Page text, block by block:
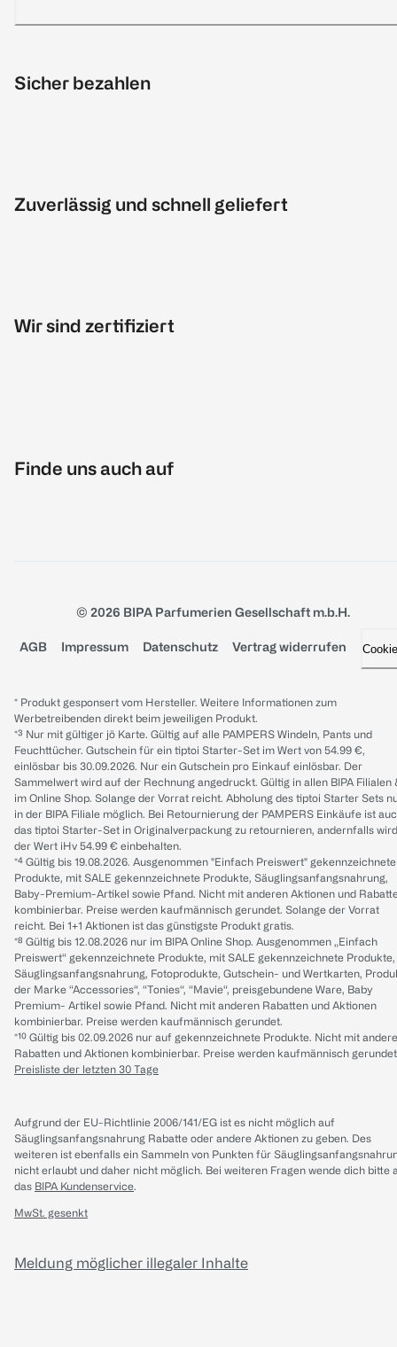
Sicher bezahlen
Zuverlässig und schnell geliefert
Wir sind zertifiziert
Finde uns auch auf
© 2026 BIPA Parfumerien Gesellschaft m.b.H.
AGB Impressum Datenschutz Vertrag widerrufen
* Produkt gesponsert vom Hersteller. Weitere Informationen zum
Werbetreibenden direkt beim jeweiligen Produkt.
*³ Nur mit gültiger jö Karte. Gültig auf alle PAMPERS Windeln, Pants und
Feuchttücher. Gutschein für ein tiptoi Starter-Set im Wert von 54.99 €,
einlösbar bis 30.09.2026. Nur ein Gutschein pro Einkauf einlösbar. Der
Sammelwert wird auf der Rechnung angedruckt. Gültig in allen BIPA Filialen
im Online Shop. Solange der Vorrat reicht. Abholung des tiptoi Starter Sets
in der BIPA Filiale möglich. Bei Retournierung der PAMPERS Einkäufe ist
das tiptoi Starter-Set in Originalverpackung zu retournieren, andernfalls wird
der Wert iHv 54.99 € einbehalten.
*⁴ Gültig bis 19.08.2026. Ausgenommen "Einfach Preiswert" gekennzeichnete
Produkte, mit SALE gekennzeichnete Produkte, Säuglingsanfangsnahrung,
Baby-Premium-Artikel sowie Pfand. Nicht mit anderen Aktionen und
kombinierbar. Preise werden kaufmännisch gerundet. Solange der Vorrat
reicht. Bei 1+1 Aktionen ist das günstigste Produkt gratis.
*⁸ Gültig bis 12.08.2026 nur im BIPA Online Shop. Ausgenommen „Einfach
Preiswert“ gekennzeichnete Produkte, mit SALE gekennzeichnete Produkte,
Säuglingsanfangsnahrung, Fotoprodukte, Gutschein- und Wertkarten,
der Marke “Accessories“, “Tonies“, “Mavie“, preisgebundene Ware, Baby
Premium- Artikel sowie Pfand. Nicht mit anderen Rabatten und Aktionen
kombinierbar. Preise werden kaufmännisch gerundet.
*¹⁰ Gültig bis 02.09.2026 nur auf gekennzeichnete Produkte. Nicht mit
Rabatten und Aktionen kombinierbar. Preise werden kaufmännisch
Preisliste der letzten 30 Tage
Aufgrund der EU-Richtlinie 2006/141/EG ist es nicht möglich auf
Säuglingsanfangsnahrung Rabatte oder andere Aktionen zu geben. Des
weiteren ist ebenfalls ein Sammeln von Punkten für
nicht erlaubt und daher nicht möglich. Bei weiteren Fragen wende dich bitte
das BIPA Kundenservice.
MwSt. gesenkt
Meldung möglicher illegaler Inhalte